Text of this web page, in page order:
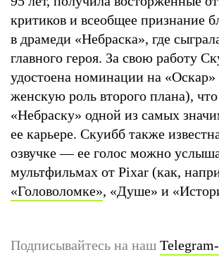
критиков и всеобщее признание
в драмеди «Небраска», где
главного героя. За свою работу
удостоена номинации на
женскую роль второго плана), что
«Небраску» одной из самых
ее карьере. Скуибб также
озвучке — ее голос можно
мультфильмах от Pixar (как,
«Головоломке», «Душе» и
Подписывайтесь на наш